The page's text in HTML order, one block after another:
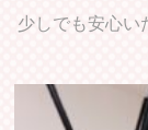
少しでも安心い